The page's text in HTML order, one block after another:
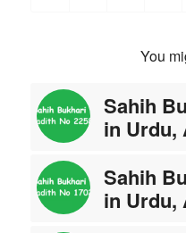
You
Sahih
in Urdu,
Sahih
in Urdu,